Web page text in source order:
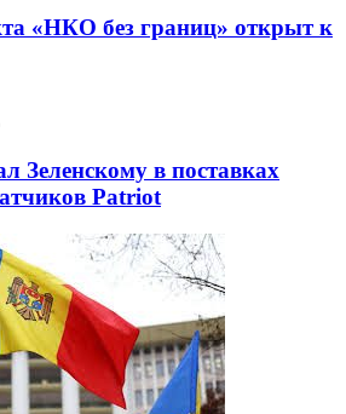
«НКО без границ» открыт к
Зеленскому в поставках
Patriot